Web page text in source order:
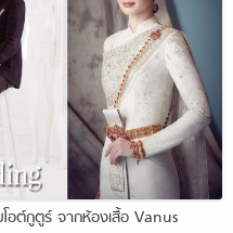
อต์กูตูร์ จากห้องเสื้อ Vanus